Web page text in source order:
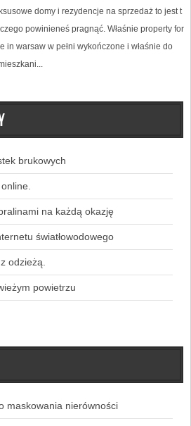
domy i rezydencje na sprzedaż to jest t
powinieneś pragnąć. Właśnie property for
in warsaw w pełni wykończone i właśnie do
brukowych
na każdą okazję
światłowodowego
odzieżą.
powietrzu
maskowania nierówności